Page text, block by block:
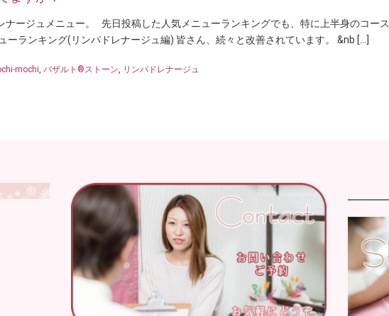
ナージュメニュー。 先日投稿した人気メニューランキングでも、特に上半身のコース
ーランキング(リンパドレナージュ編) 皆さん、続々と改善されています。 &nb […]
mochi バザルト®ストーン リンパドレナージュ